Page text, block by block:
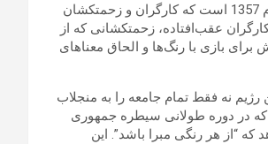
این گفتار خمینی، مصادره شعار نیروهای کارگری، چپ و کمونیستی، در روزهای پس از قیام 1357 است که کارگران و زحمتکشان
عقب‌افتاده، زحمتکشانی که از
بازی با رنگ‌ها و الحاق معناهای
رژیم نه فقط تمام جامعه را به منجلاب
در دوره طولانی سیطره جمهوری
“از هر رنگی مبرا باشد”. این